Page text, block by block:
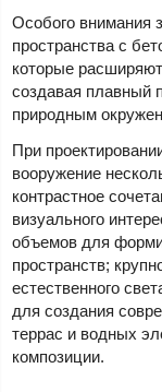
Особого внимания
пространства с
которые
создавая плавный
природным
При
вооружение
контрастное
визуального
объемов для
пространств;
естественного
для создания
террас и водных
композиции.